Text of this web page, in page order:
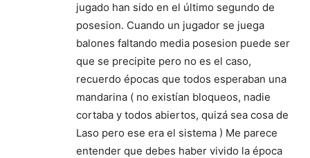
jugado han sido en el último segundo de
posesion. Cuando un jugador se juega
balones faltando media posesion puede ser
que se precipite pero no es el caso,
recuerdo épocas que todos esperaban una
mandarina ( no existían bloqueos, nadie
cortaba y todos abiertos, quizá sea cosa de
Laso pero ese era el sistema ) Me parece
entender que debes haber vivido la época